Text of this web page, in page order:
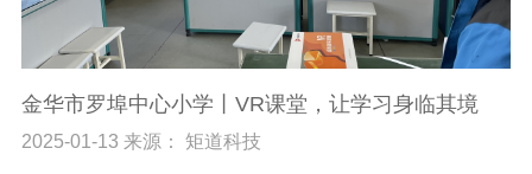
金华市罗埠中心小学丨VR课堂，让学习身临其境
2025-01-13 来源： 矩道科技